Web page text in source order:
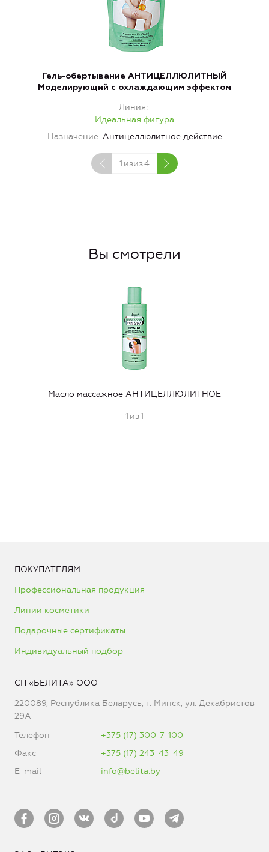
Гель-обертывание АНТИЦЕЛЛЮЛИТНЫЙ
Моделирующий с охлаждающим эффектом
Линия
Идеальная фигура
Назначение Антицеллюлитное действие
1 изиз4
Вы смотрели
Масло массажное АНТИЦЕЛЛЮЛИТНОЕ
1 из1
ПОКУПАТЕЛЯМ
Профессиональная продукция
Линии косметики
Подарочные сертификаты
Индивидуальный подбор
СП «БЕЛИТА» ООО
220089, Республика Беларусь, г. Минск, ул. Декабристов
29А
Телефон
+375 (17) 300-7-100
Факс
+375 (17) 243-43-49
E-mail
info@belita.by